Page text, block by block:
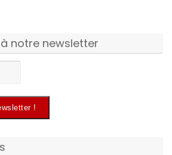
notre newsletter